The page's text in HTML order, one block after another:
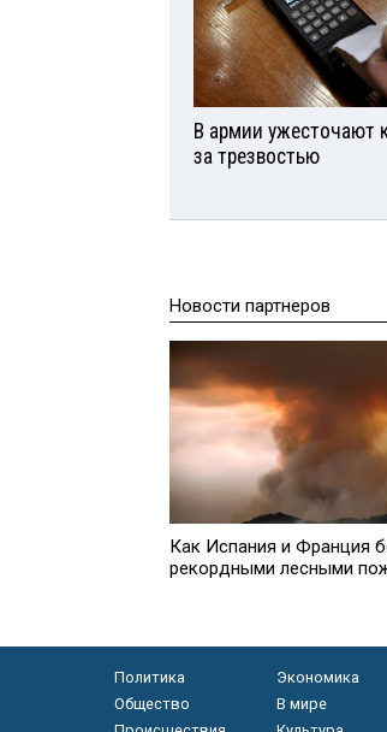
В армии ужесточают
за трезвостью
Новости партнеров
Как Испания и Франция
рекордными лесными
Политика
Экономика
Общество
В мире